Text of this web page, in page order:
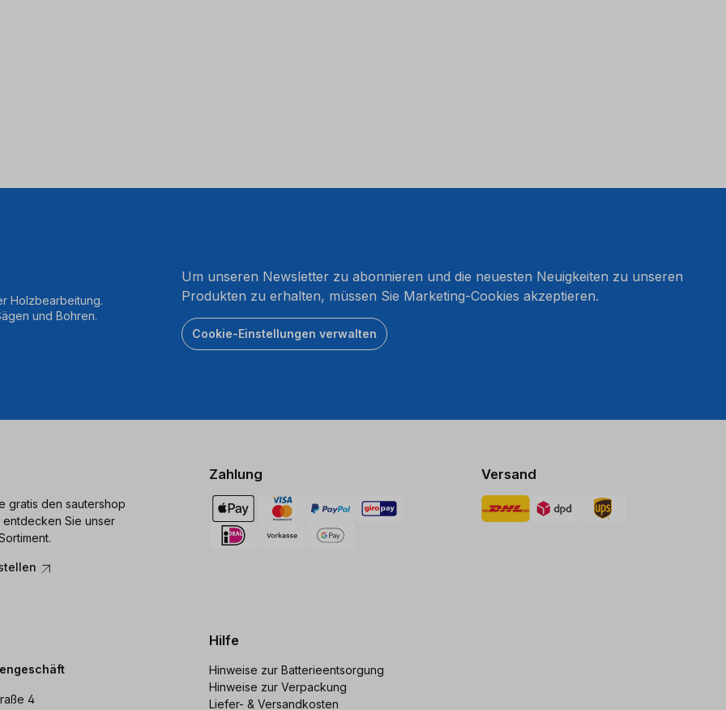
Holzbearbeitung.
und Bohren.
Um unseren Newsletter zu abonnieren und die neuesten Neuigkeiten zu unseren
Produkten zu erhalten, müssen Sie Marketing-Cookies akzeptieren.
Cookie-Einstellungen verwalten
gratis den sautershop
entdecken Sie unser
Zahlung Versand
4
Hilfe
Hinweise zur Batterieentsorgung
Hinweise zur Verpackung
Liefer- & Versandkosten